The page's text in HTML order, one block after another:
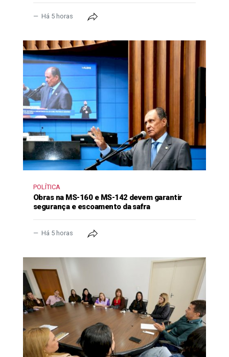
Há 5 horas
POLÍTICA
Obras na MS-160 e MS-142 devem garantir
segurança e escoamento da safra
Há 5 horas